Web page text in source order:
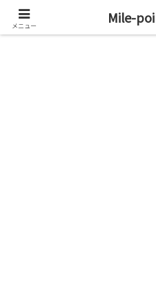
資産1億円を目
メニュー Mile-